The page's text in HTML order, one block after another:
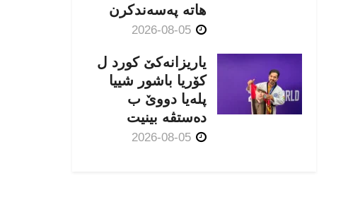
هاتە پەسەندكرن
یاریزانەكێ کورد ل
کۆریا باشور شییا
پلەیا دووێ ب
دەستڤە بینیت